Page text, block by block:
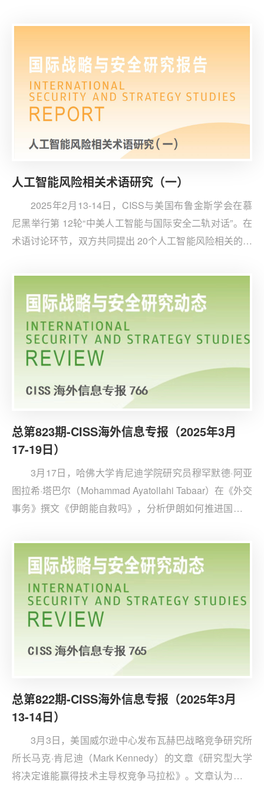
出口管制的现行法律权限》，分析美国及其盟友在人工智
人工智能风险相关术语研究（一）
2025年2月13-14日，CISS与美国布鲁金斯学会在慕
尼黑举行第 12轮“中美人工智能与国际安全二轨对话”。在
术语讨论环节，双方共同提出 20个人工智能风险相关的概
体解释，以此增进彼此对人工智能潜在安全风险的认知和
理解。
总第823期-CISS海外信息专报（2025年3月
17-19日）
3月17日，哈佛大学肯尼迪学院研究员穆罕默德·阿亚
图拉希·塔巴尔（Mohammad Ayatollahi Tabaar）在《外交
事务》撰文《伊朗能自救吗》，分析伊朗如何推进国内改
战，包括盟友哈马斯和真主党在与以色列的冲突中遭遇挫
折，叙利亚阿萨德政权崩溃，以及美国特朗普政府恢复对
伊的“最大施压”战略。
总第822期-CISS海外信息专报（2025年3月
13-14日）
3月3日，美国威尔逊中心发布瓦赫巴战略竞争研究所
所长马克·肯尼迪（Mark Kennedy）的文章《研究型大学
将决定谁能赢得技术主导权竞争马拉松》。文章认为，技